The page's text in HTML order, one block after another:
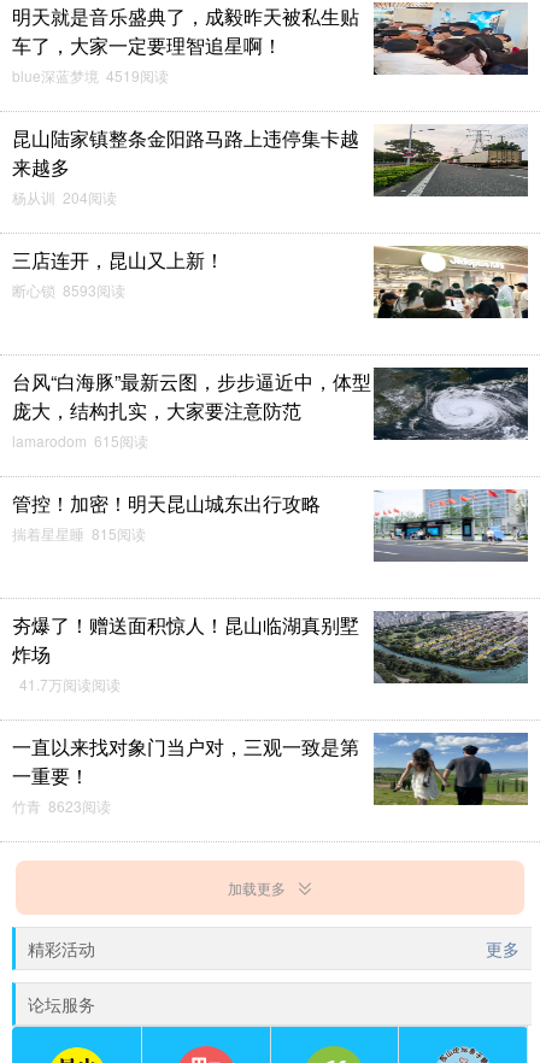
明天就是音乐盛典了，成毅昨天被私生贴
车了，大家一定要理智追星啊！
blue深蓝梦境 4519阅读
昆山陆家镇整条金阳路马路上违停集卡越
来越多
杨从训 204阅读
三店连开，昆山又上新！
断心锁 8593阅读
台风“白海豚”最新云图，步步逼近中，体型
庞大，结构扎实，大家要注意防范
lamarodom 615阅读
管控！加密！明天昆山城东出行攻略
揣着星星睡 815阅读
夯爆了！赠送面积惊人！昆山临湖真别墅
炸场
41.7万阅读阅读
一直以来找对象门当户对，三观一致是第
一重要！
竹青 8623阅读
加载更多
精彩活动 更多
论坛服务